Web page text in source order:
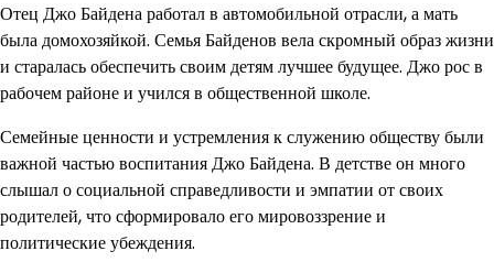
Отец Джо Байдена работал в автомобильной отрасли, а мать
была домохозяйкой. Семья Байденов вела скромный образ жизни
и старалась обеспечить своим детям лучшее будущее. Джо рос в
рабочем районе и учился в общественной школе.
Семейные ценности и устремления к служению обществу были
важной частью воспитания Джо Байдена. В детстве он много
слышал о социальной справедливости и эмпатии от своих
родителей, что сформировало его мировоззрение и
политические убеждения.